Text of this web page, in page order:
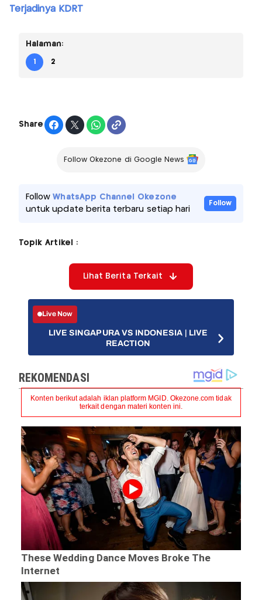
Terjadinya KDRT
Halaman:
1 2
Share
Follow Okezone di Google News
FollowWhatsApp Channel Okezone
untuk update berita terbaru setiap hari
Follow
Topik Artikel :
Lihat Berita Terkait
Live Now
LIVE SINGAPURA VS INDONESIA | LIVE
REACTION